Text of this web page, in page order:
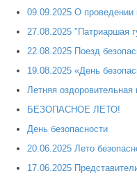
09.09.2025 О
27.08.2025 "Патриаршая
22.08.2025 Поезд
19.08.2025 «День
Летняя
БЕЗОПАСНОЕ ЛЕТО!
День безопасности
20.06.2025 Лето
17.06.2025